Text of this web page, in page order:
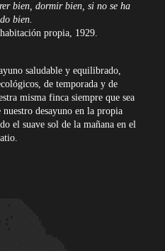
bien, dormir bien, si no se ha
bien.
propia, 1929.
saludable y equilibrado,
de temporada y de
misma finca siempre que sea
desayuno en la propia
el suave sol de la mañana en el